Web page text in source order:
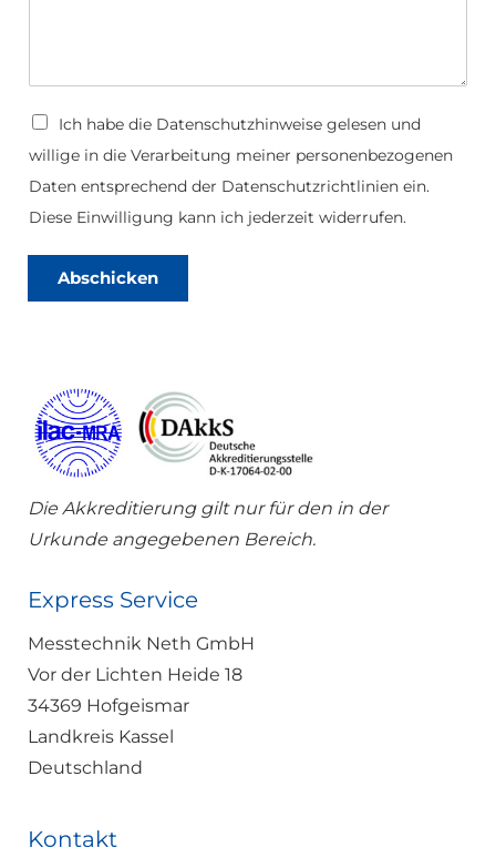
c
r
i
c
h
t
D
t
e
n
s
h
t
Ich habe die Datenschutzhinweise gelesen und
willige in die Verarbeitung meiner personenbezogenen
Daten entsprechend der Datenschutzrichtlinien ein.
Diese Einwilligung kann ich jederzeit widerrufen.
Abschicken
Die Akkreditierung gilt nur für den in der
Urkunde angegebenen Bereich.
Express Service
Messtechnik Neth GmbH
Vor der Lichten Heide 18
34369 Hofgeismar
Landkreis Kassel
Deutschland
Kontakt